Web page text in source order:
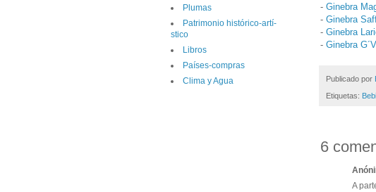
- Ginebra
- Ginebra
- Ginebra
- Ginebra
Publicado por
Etiquetas:
6
A
Plumas
Patrimonio histórico-artí­
stico
Libros
Paí­ses-compras
Clima y Agua